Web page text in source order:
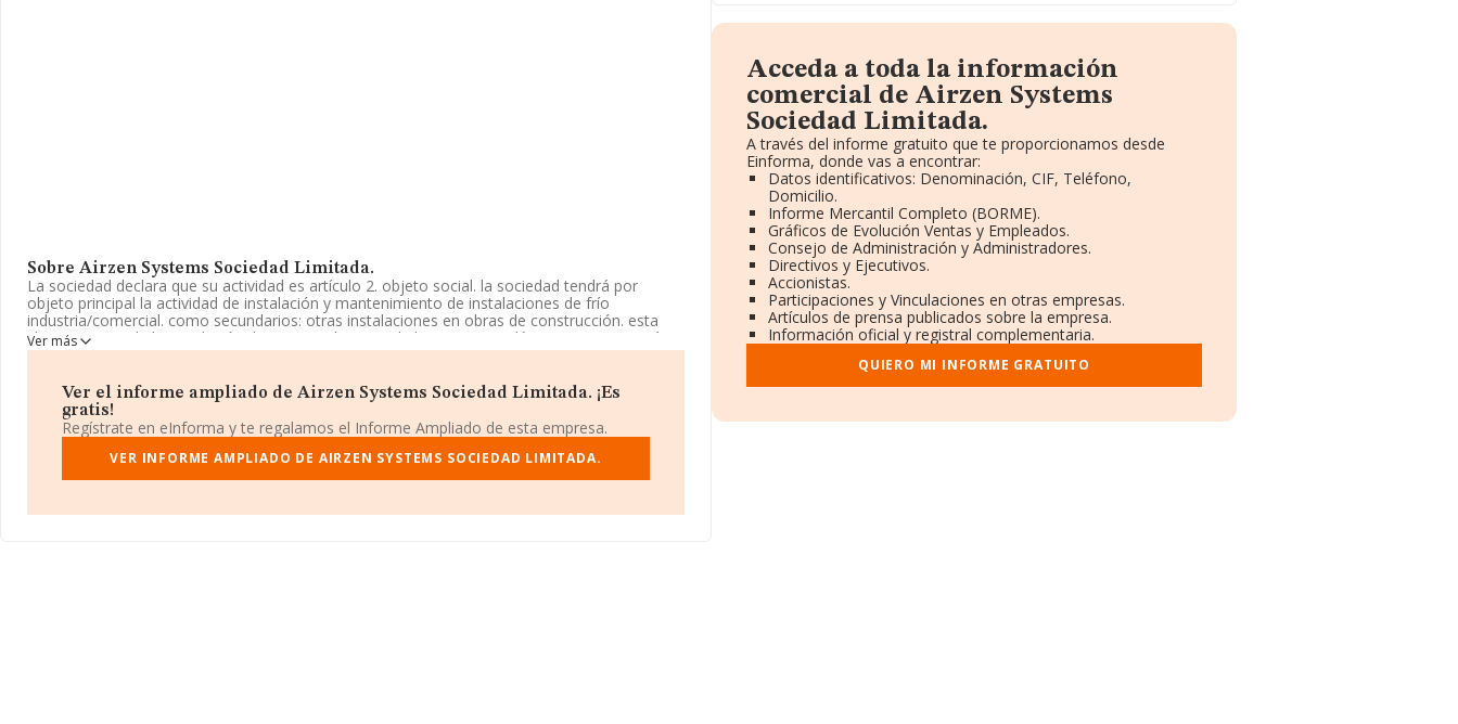
Sobre Airzen Systems Sociedad Limitada.
La sociedad declara que su actividad es artículo 2. objeto social. la sociedad tendrá por
objeto principal la actividad de instalación y mantenimiento de instalaciones de frío
industria/comercial. como secundarios: otras instalaciones en obras de construcción. esta
clase comprende la instalación de equipos distintos de los sistemas eléc. La empresa está
registrada como Sociedad Limitada. Tiene CNAE: 4322 - 'Fontanería, instalaciones de
exteriores.
La empresaAirzen Systems Sociedad Limitada, con CIF B19458314, tiene su domicilio
social establecido en Calle Fray Luis Amigo núm. 33 Bis - Coworking Mywor, (46180), en el
municipio de Benaguasil, provincia de Valencia, Comunidad Valenciana.
facturación en el ámbito nacional alcanza los 9.687 millones de euros y la media entre todas
Ver más
Ver el informe ampliado de Airzen Systems Sociedad Limitada. ¡Es
gratis!
Regístrate en eInforma y te regalamos el Informe Ampliado de esta empresa.
VER INFORME AMPLIADO DE AIRZEN SYSTEMS SOCIEDAD LIMITADA.
Acceda a toda la información
comercial de Airzen Systems
Sociedad Limitada.
A través del informe gratuito que te proporcionamos desde
Einforma, donde vas a encontrar:
Datos identificativos: Denominación, CIF, Teléfono,
Domicilio.
Informe Mercantil Completo (BORME).
Gráficos de Evolución Ventas y Empleados.
Consejo de Administración y Administradores.
Directivos y Ejecutivos.
Accionistas.
Participaciones y Vinculaciones en otras empresas.
Artículos de prensa publicados sobre la empresa.
Información oficial y registral complementaria.
QUIERO MI INFORME GRATUITO